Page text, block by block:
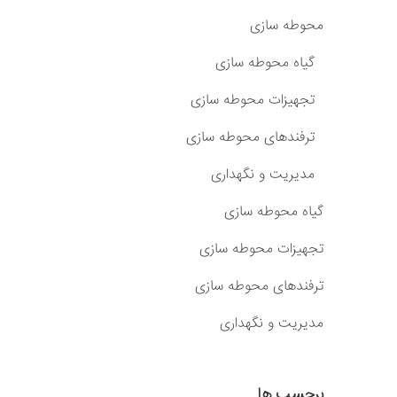
محوطه سازی
گیاه محوطه سازی
تجهیزات محوطه سازی
ترفندهای محوطه سازی
مدیریت و نگهداری
گیاه محوطه سازی
تجهیزات محوطه سازی
ترفندهای محوطه سازی
مدیریت و نگهداری